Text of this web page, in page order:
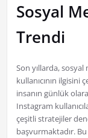
Sosyal
Trendi
Son yıllarda,
kullanıcının
insanın günlük
Instagram
çeşitli stratejiler
başvurmaktadır.